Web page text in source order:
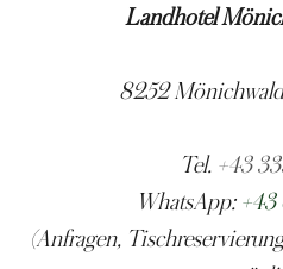
Landhotel
8252
Tel. +43
WhatsApp: +43
(Anfragen,